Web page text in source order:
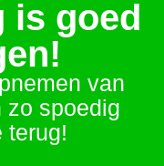
is goed
van
zo spoedig
terug!